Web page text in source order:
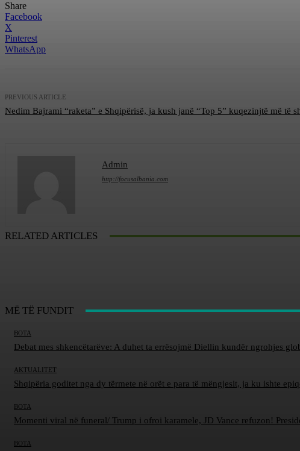
Share
Facebook
X
Pinterest
WhatsApp
PREVIOUS ARTICLE
Nedim Bajrami “raketa” e Shqipërisë, ja kush janë “Top 5” kuqezinjtë më të
Admin
http://focusalbania.com
RELATED ARTICLES
MË TË FUNDIT
BOTA
Debat mes shkencëtarëve: A duhet ta errësojmë Diellin kundër ngrohjes
AKTUALITET
Shqipëria goditet nga dy tërmete në orët e para të mëngjesit, ja ku ishte
BOTA
Momenti viral në funeral/ Trump i ofroi karamele, JD Vance refuzon!
BOTA